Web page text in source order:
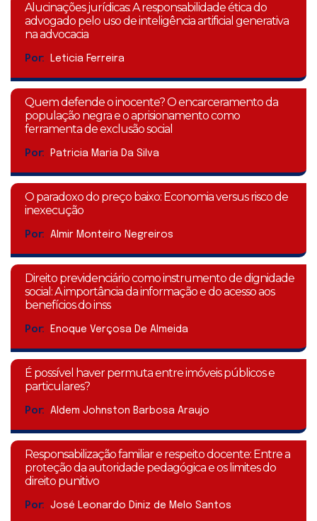
Alucinações jurídicas: A responsabilidade ética do
advogado pelo uso de inteligência artificial generativa
na advocacia
Por: Leticia Ferreira
Quem defende o inocente? O encarceramento da
população negra e o aprisionamento como
ferramenta de exclusão social
Por: Patricia Maria Da Silva
O paradoxo do preço baixo: Economia versus risco de
inexecução
Por: Almir Monteiro Negreiros
Direito previdenciário como instrumento de dignidade
social: A importância da informação e do acesso aos
benefícios do inss
Por: Enoque Verçosa De Almeida
É possível haver permuta entre imóveis públicos e
particulares?
Por: Aldem Johnston Barbosa Araujo
Responsabilização familiar e respeito docente: Entre a
proteção da autoridade pedagógica e os limites do
direito punitivo
Por: José Leonardo Diniz de Melo Santos